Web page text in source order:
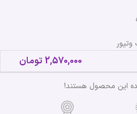
وتیور
2,570,000 تومان
این محصول هستند!